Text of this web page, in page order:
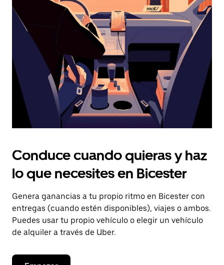
el
botón
escape
el
calendario.
Conduce cuando quieras y haz
lo que necesites en Bicester
Genera ganancias a tu propio ritmo en Bicester con
entregas (cuando estén disponibles), viajes o ambos.
Puedes usar tu propio vehículo o elegir un vehículo
de alquiler a través de Uber.